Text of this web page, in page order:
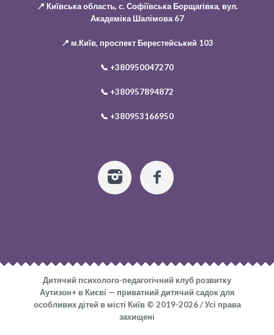
📍 Київська область, с. Софіївська Борщагівка, вул.
Академіка Шалімова 67
📍 м.Київ, проспект Берестейський 103
📞 +380950047270
📞 +380957894872
📞 +380953166950
Дитячий психолого-педагогічний клуб розвитку
Аутизон+ в Києві — приватний дитячий садок для
особливих дітей в місті Київ © 2019-2026 / Усі права
захищені